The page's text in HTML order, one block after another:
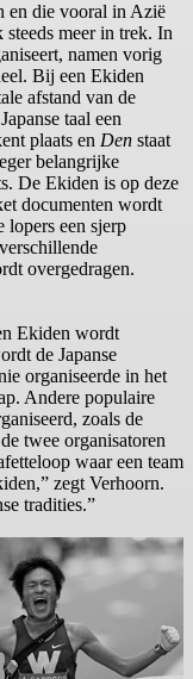
en die vooral in Azië
meer in trek. In
namen vorig
Bij een Ekiden
afstand van de
taal een
plaats en Den staat
belangrijke
De Ekiden is op deze
documenten wordt
lopers een sjerp
overgedragen.
Ekiden wordt
de Japanse
organiseerde in het
Andere populaire
zoals de
twee organisatoren
waar een team
zegt Verhoorn.
tradities.”